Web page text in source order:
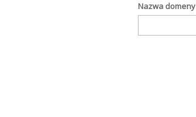
Nazwa domeny